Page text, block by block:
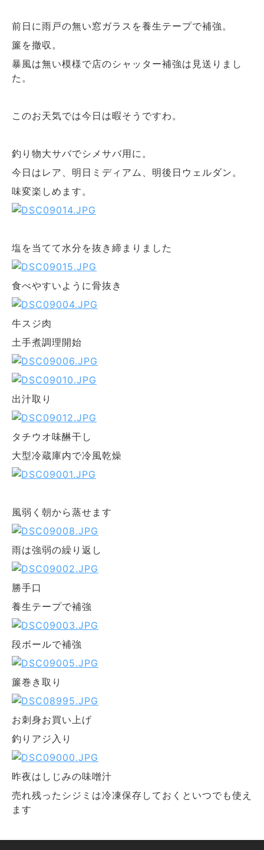
前日に雨戸の無い窓ガラスを養生テープで補強。
簾を撤収。
暴風は無い模様で店のシャッター補強は見送りまし
た。
このお天気では今日は暇そうですわ。
釣り物大サバでシメサバ用に。
今日はレア、明日ミディアム、明後日ウェルダン。
味変楽しめます。
塩を当てて水分を抜き締まりました
食べやすいように骨抜き
牛スジ肉
土手煮調理開始
出汁取り
タチウオ味醂干し
大型冷蔵庫内で冷風乾燥
風弱く朝から蒸せます
雨は強弱の繰り返し
勝手口
養生テープで補強
段ボールで補強
簾巻き取り
お刺身お買い上げ
釣りアジ入り
昨夜はしじみの味噌汁
売れ残ったシジミは冷凍保存しておくといつでも使え
ます